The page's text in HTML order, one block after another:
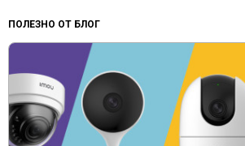
ПОЛЕЗНО ОТ БЛОГ